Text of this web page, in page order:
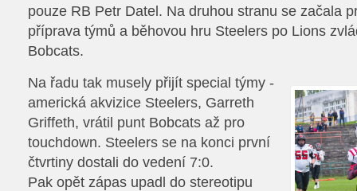
pouze RB Petr Datel. Na druhou stranu se začala
příprava týmů a běhovou hru Steelers po Lions
Bobcats.
Na řadu tak musely přijít special týmy -
americká akvizice Steelers, Garreth
Griffeth, vrátil punt Bobcats až pro
touchdown. Steelers se na konci první
čtvrtiny dostali do vedení 7:0.
Pak opět zápas upadl do stereotipu